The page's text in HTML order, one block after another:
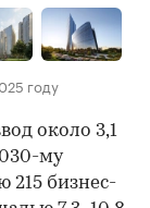
году
около 3,1
му
215 бизнес-